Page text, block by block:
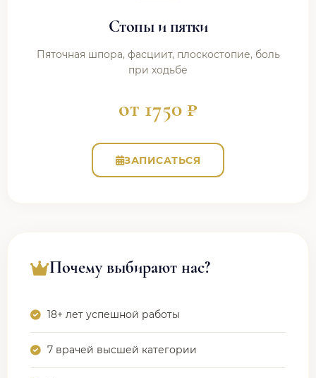
Стопы и пятки
Пяточная шпора, фасциит, плоскостопие, боль
при ходьбе
от 1750 ₽
ЗАПИСАТЬСЯ
Почему выбирают нас?
18+ лет успешной работы
7 врачей высшей категории